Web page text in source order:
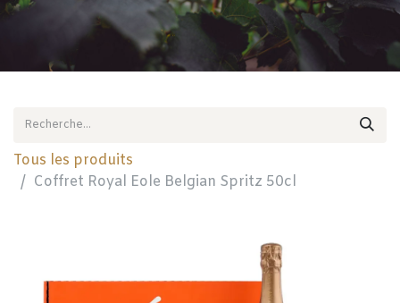
Tous les produits
Coffret Royal Eole Belgian Spritz 50cl